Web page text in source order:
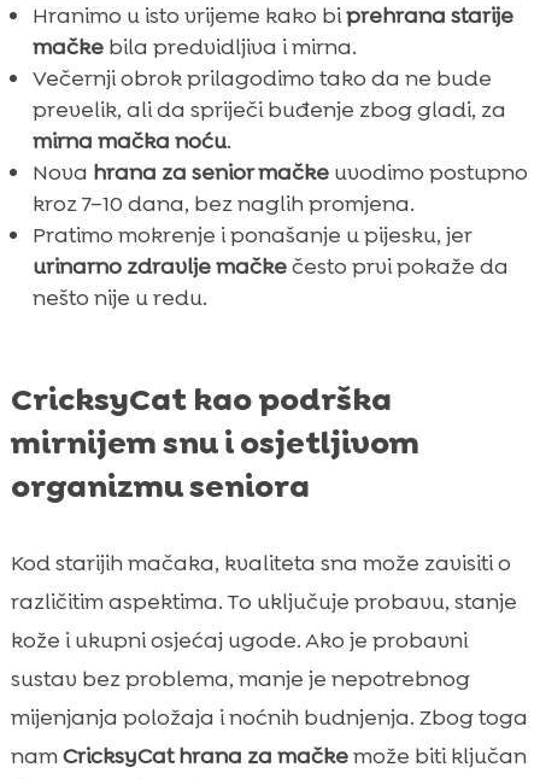
Hranimo u isto vrijeme kako biprehrana starije
mačkebila predvidljiva i mirna.
Večernji obrok prilagodimo tako da ne bude
prevelik, ali da spriječi buđenje zbog gladi, za
mirna mačka noću.
Nova hrana za senior mačkeuvodimo postupno
kroz 7–10 dana, bez naglih promjena.
Pratimo mokrenje i ponašanje u pijesku, jer
urinarno zdravlje mačkečesto prvi pokaže da
nešto nije u redu.
CricksyCat kao podrška
mirnijem snu i osjetljivom
organizmu seniora
Kod starijih mačaka, kvaliteta sna može zavisiti o
različitim aspektima. To uključuje probavu, stanje
kože i ukupni osjećaj ugode. Ako je probavni
sustav bez problema, manje je nepotrebnog
mijenjanja položaja i noćnih budnjenja. Zbog toga
namCricksyCat hrana za mačkemože biti ključan